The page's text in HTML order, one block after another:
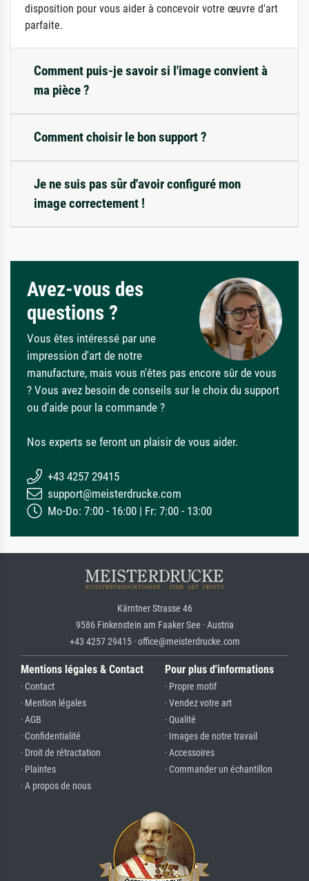
disposition pour vous aider à concevoir votre œuvre d'art
parfaite.
Comment puis-je savoir si l'image convient à
ma pièce ?
Comment choisir le bon support ?
Je ne suis pas sûr d'avoir configuré mon
image correctement !
Avez-vous des
questions ?
Vous êtes intéressé par une
impression d'art de notre
manufacture, mais vous n'êtes pas encore sûr de vous
? Vous avez besoin de conseils sur le choix du support
ou d'aide pour la commande ?
Nos experts se feront un plaisir de vous aider.
+43 4257 29415
support@meisterdrucke.com
Mo-Do: 7:00 - 16:00 | Fr: 7:00 - 13:00
Kärntner Strasse 46
9586 Finkenstein am Faaker See · Austria
+43 4257 29415 · office@meisterdrucke.com
Mentions légales & Contact
· Contact
· Mention légales
· AGB
· Confidentialité
· Droit de rétractation
· Plaintes
· A propos de nous
Pour plus d'informations
· Propre motif
· Vendez votre art
· Qualité
· Images de notre travail
· Accessoires
· Commander un échantillon